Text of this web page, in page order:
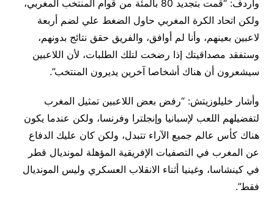
وأردف: “قمت بتجديد 80 بالمئة من قوام المنتخب المغربي،
ولكن اتحاد الكرة المغربي حاول الضغط علي لضم أربعة
لاعبين بعينهم، وأنا لم أوافق، والفريق حقق نتائج بدونهم،
وستفقد مصداقيتك إذا رضخت لتلك الطلبات، لأن اللاعبين
سيشعرون أن هناك أشخاصا آخرين يديرون المنتخب”.
وأشار خليلوزيتش: “رفض بعض اللاعبين تمثيل المغرب
لتفضيلهم اللعب لإسبانيا وإنجلترا وفرنسا، ولكن عندما يكون
هناك كأس عالم جميع الآراء تتبدل، ولكن كان عليك الدفاع
عن المغرب في التصفيات الإفريقية المؤهلة لمونديال قطر
في كينشاسا، وغينيا أثناء الانقلاب العسكري وليس المونديال
فقط”.